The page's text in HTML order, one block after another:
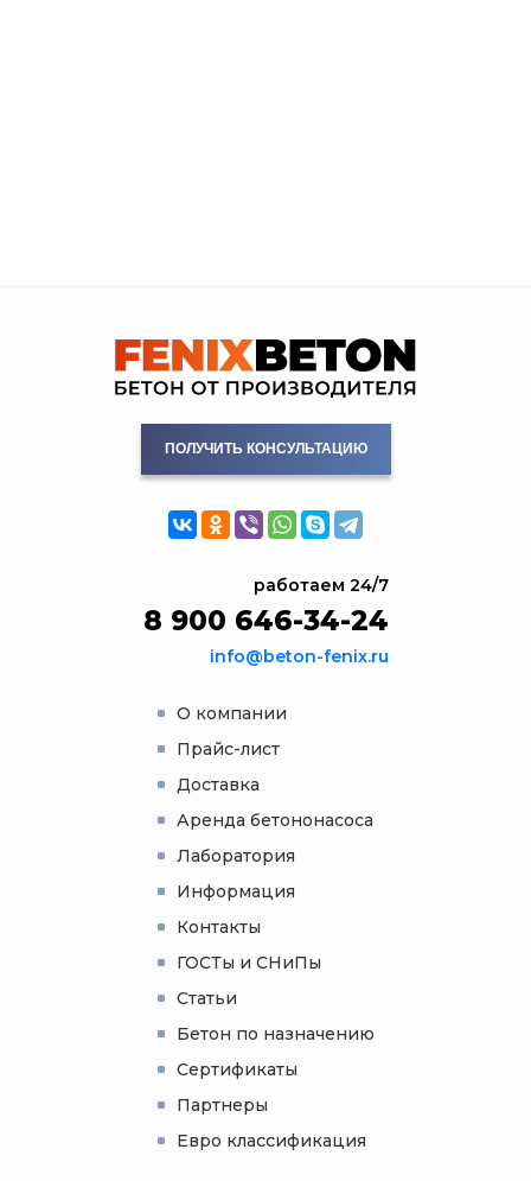
ПОЛУЧИТЬ КОНСУЛЬТАЦИЮ
О компании
Прайс-лист
Доставка
Аренда бетононасоса
Лаборатория
Информация
Контакты
ГОСТы и СНиПы
Статьи
Бетон по назначению
Сертификаты
Партнеры
Евро классификация
работаем 24/7
8 900 646-34-24
info@beton-fenix.ru